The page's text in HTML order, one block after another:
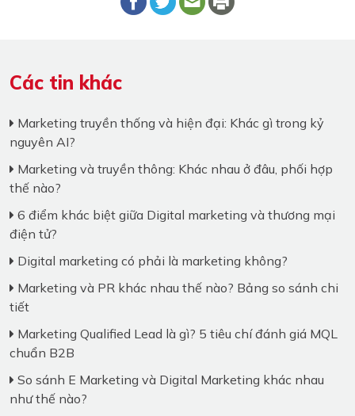
Các tin khác
Marketing truyền thống và hiện đại: Khác gì trong kỷ
nguyên AI?
Marketing và truyền thông: Khác nhau ở đâu, phối hợp
thế nào?
6 điểm khác biệt giữa Digital marketing và thương mại
điện tử?
Digital marketing có phải là marketing không?
Marketing và PR khác nhau thế nào? Bảng so sánh chi
tiết
Marketing Qualified Lead là gì? 5 tiêu chí đánh giá MQL
chuẩn B2B
So sánh E Marketing và Digital Marketing khác nhau
như thế nào?